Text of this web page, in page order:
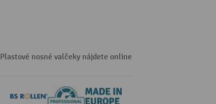
Plastové nosné valčeky nájdete online